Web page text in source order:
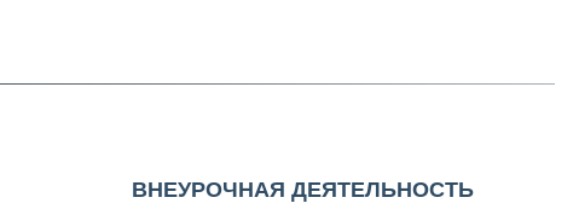
ВНЕУРОЧНАЯ ДЕЯТЕЛЬНОСТЬ